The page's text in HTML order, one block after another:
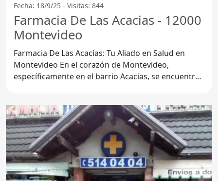
Fecha: 18/9/25 - Visitas: 844
Farmacia De Las Acacias - 12000
Montevideo
Farmacia De Las Acacias: Tu Aliado en Salud en
Montevideo En el corazón de Montevideo,
específicamente en el barrio Acacias, se encuentra